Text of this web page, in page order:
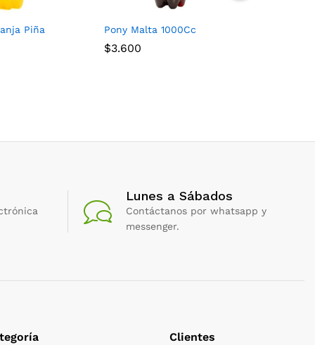
Piña Pony Malta 1000Cc
$3.600
Lunes a Sábados
Contáctanos por whatsapp y
messenger.
Clientes